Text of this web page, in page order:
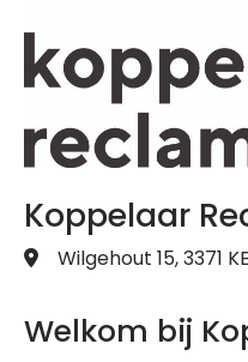
Koppelaar
Wilgehout 15, 3371
Welkom bij